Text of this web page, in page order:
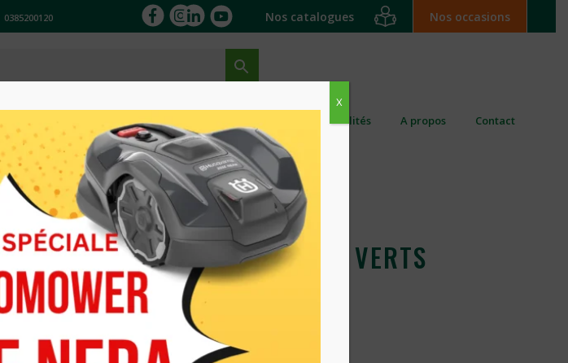
0385200120 Nos catalogues Nos occasions
Occasions Actualités A propos Contact
FENDEUSE DE BUCHE (VLS) VERTS
LOISIRS
Caractéristiques principales
X